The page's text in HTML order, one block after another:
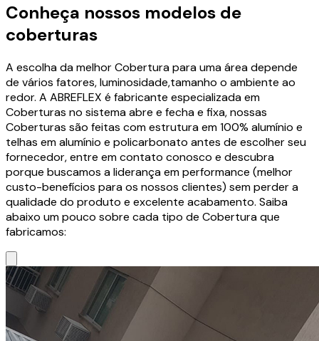
Conheça nossos modelos de
coberturas
A escolha da melhor Cobertura para uma área depende
de vários fatores, luminosidade,tamanho o ambiente ao
redor. A ABREFLEX é fabricante especializada em
Coberturas no sistema abre e fecha e fixa, nossas
Coberturas são feitas com estrutura em 100% alumínio e
telhas em alumínio e policarbonato antes de escolher seu
fornecedor, entre em contato conosco e descubra
porque buscamos a liderança em performance (melhor
custo-benefícios para os nossos clientes) sem perder a
qualidade do produto e excelente acabamento. Saiba
abaixo um pouco sobre cada tipo de Cobertura que
fabricamos: